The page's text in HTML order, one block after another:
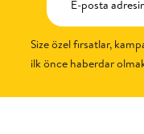
Size özel fırsatlar,
ilk önce haberdar